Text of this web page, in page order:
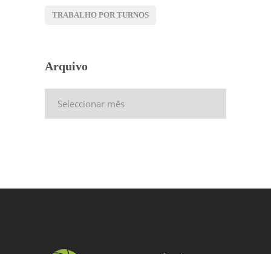
TRABALHO POR TURNOS
Arquivo